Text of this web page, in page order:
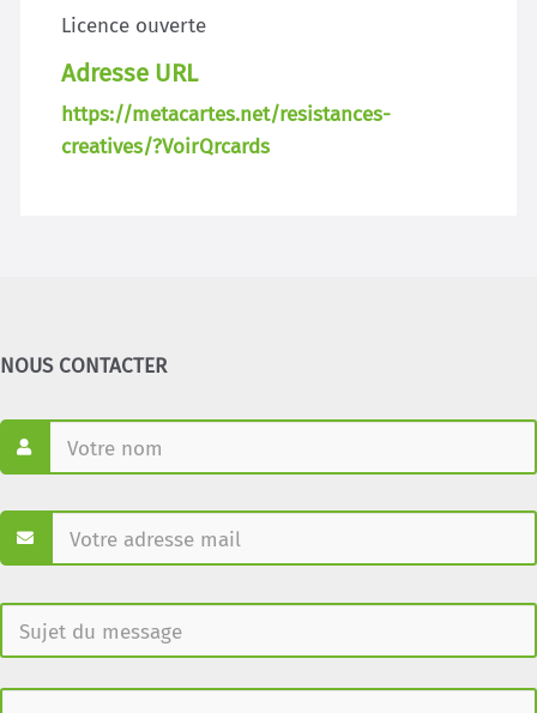
Licence ouverte
Adresse URL
https://metacartes.net/resistances-
creatives/?VoirQrcards
NOUS CONTACTER